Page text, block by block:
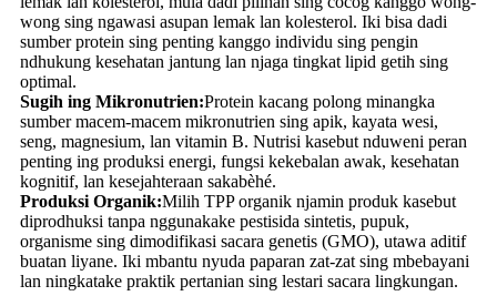
wong sing ngawasi asupan lemak lan kolesterol. Iki bisa dadi
sumber protein sing penting kanggo individu sing pengin
ndhukung kesehatan jantung lan njaga tingkat lipid getih sing
optimal.
Sugih ing Mikronutrien:Protein kacang polong minangka
sumber macem-macem mikronutrien sing apik, kayata wesi,
seng, magnesium, lan vitamin B. Nutrisi kasebut nduweni peran
penting ing produksi energi, fungsi kekebalan awak, kesehatan
kognitif, lan kesejahteraan sakabèhé.
Produksi Organik:Milih TPP organik njamin produk kasebut
diprodhuksi tanpa nggunakake pestisida sintetis, pupuk,
organisme sing dimodifikasi sacara genetis (GMO), utawa aditif
buatan liyane. Iki mbantu nyuda paparan zat-zat sing mbebayani
lan ningkatake praktik pertanian sing lestari sacara lingkungan.